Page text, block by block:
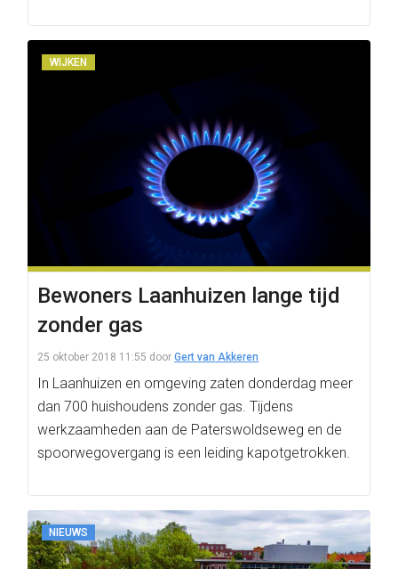
WIJKEN
Bewoners Laanhuizen lange tijd
zonder gas
25 oktober 2018 11:55 door Gert van Akkeren
In Laanhuizen en omgeving zaten donderdag meer
dan 700 huishoudens zonder gas. Tijdens
werkzaamheden aan de Paterswoldseweg en de
spoorwegovergang is een leiding kapotgetrokken.
NIEUWS